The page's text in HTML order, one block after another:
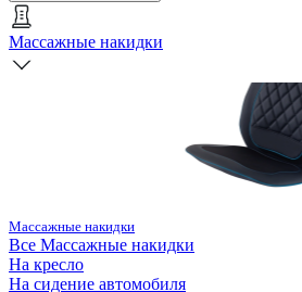
Массажные накидки
Массажные накидки
Все Массажные накидки
На кресло
На сидение автомобиля